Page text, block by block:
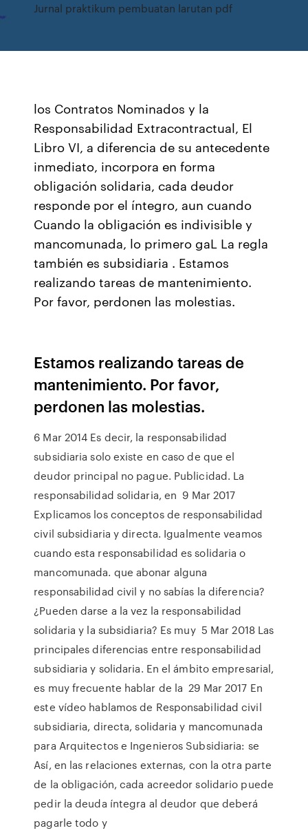
Jurnal praktikum pembuatan larutan pdf
los Contratos Nominados y la
Responsabilidad Extracontractual, El
Libro VI, a diferencia de su antecedente
inmediato, incorpora en forma
obligación solidaria, cada deudor
responde por el íntegro, aun cuando
Cuando la obligación es indivisible y
mancomunada, lo primero gaL La regla
también es subsidiaria . Estamos
realizando tareas de mantenimiento.
Por favor, perdonen las molestias.
Estamos realizando tareas de
mantenimiento. Por favor,
perdonen las molestias.
6 Mar 2014 Es decir, la responsabilidad
subsidiaria solo existe en caso de que el
deudor principal no pague. Publicidad. La
responsabilidad solidaria, en 9 Mar 2017
Explicamos los conceptos de responsabilidad
civil subsidiaria y directa. Igualmente veamos
cuando esta responsabilidad es solidaria o
mancomunada. que abonar alguna
responsabilidad civil y no sabías la diferencia?
¿Pueden darse a la vez la responsabilidad
solidaria y la subsidiaria? Es muy 5 Mar 2018 Las
principales diferencias entre responsabilidad
subsidiaria y solidaria. En el ámbito empresarial,
es muy frecuente hablar de la 29 Mar 2017 En
este vídeo hablamos de Responsabilidad civil
subsidiaria, directa, solidaria y mancomunada
para Arquitectos e Ingenieros Subsidiaria: se
Así, en las relaciones externas, con la otra parte
de la obligación, cada acreedor solidario puede
pedir la deuda íntegra al deudor que deberá
pagarle todo y